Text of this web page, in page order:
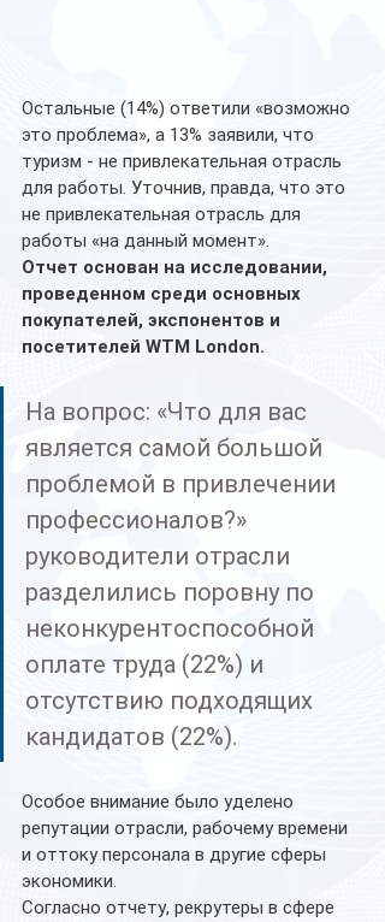
Остальные (14%) ответили «возможно
это проблема», а 13% заявили, что
туризм - не привлекательная отрасль
для работы. Уточнив, правда, что это
не привлекательная отрасль для
работы «на данный момент».
Отчет основан на исследовании,
проведенном среди основных
покупателей, экспонентов и
посетителей WTM London.
На вопрос: «Что для вас
является самой большой
проблемой в привлечении
профессионалов?»
руководители отрасли
разделились поровну по
неконкурентоспособной
оплате труда (22%) и
отсутствию подходящих
кандидатов (22%).
Особое внимание было уделено
репутации отрасли, рабочему времени
и оттоку персонала в другие сферы
экономики.
Согласно отчету, рекрутеры в сфере